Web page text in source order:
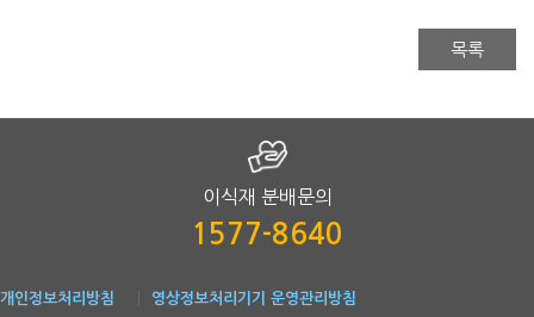
목록
이식재 분배문의
1577-8640
개인정보처리방침 영상정보처리기기 운영관리방침